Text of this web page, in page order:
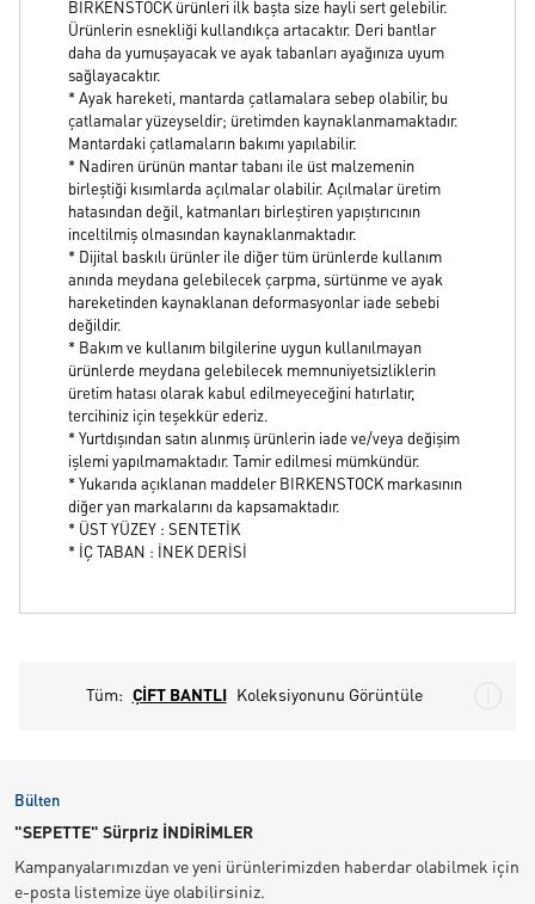
BIRKENSTOCK ürünleri ilk başta size hayli sert gelebilir.
Ürünlerin esnekliği kullandıkça artacaktır. Deri bantlar
daha da yumuşayacak ve ayak tabanları ayağınıza uyum
sağlayacaktır.
* Ayak hareketi, mantarda çatlamalara sebep olabilir, bu
çatlamalar yüzeyseldir; üretimden kaynaklanmamaktadır.
Mantardaki çatlamaların bakımı yapılabilir.
* Nadiren ürünün mantar tabanı ile üst malzemenin
birleştiği kısımlarda açılmalar olabilir. Açılmalar üretim
hatasından değil, katmanları birleştiren yapıştırıcının
inceltilmiş olmasından kaynaklanmaktadır.
* Dijital baskılı ürünler ile diğer tüm ürünlerde kullanım
anında meydana gelebilecek çarpma, sürtünme ve ayak
hareketinden kaynaklanan deformasyonlar iade sebebi
değildir.
* Bakım ve kullanım bilgilerine uygun kullanılmayan
ürünlerde meydana gelebilecek memnuniyetsizliklerin
üretim hatası olarak kabul edilmeyeceğini hatırlatır,
tercihiniz için teşekkür ederiz.
* Yurtdışından satın alınmış ürünlerin iade ve/veya değişim
işlemi yapılmamaktadır. Tamir edilmesi mümkündür.
* Yukarıda açıklanan maddeler BIRKENSTOCK markasının
diğer yan markalarını da kapsamaktadır.
* ÜST YÜZEY : SENTETİK
* İÇ TABAN : İNEK DERİSİ
Tüm: ÇİFT BANTLI Koleksiyonunu Görüntüle
Bülten
"SEPETTE" Sürpriz İNDİRİMLER
Kampanyalarımızdan ve yeni ürünlerimizden haberdar olabilmek için
e-posta listemize üye olabilirsiniz.